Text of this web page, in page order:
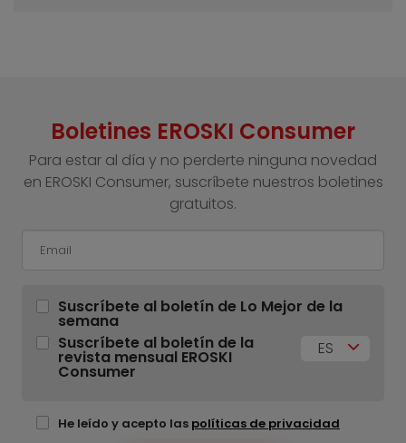
Boletines EROSKI Consumer
Para estar al día y no perderte ninguna novedad
en EROSKI Consumer, suscríbete nuestros boletines
gratuitos.
Suscríbete al boletín de Lo Mejor de la
semana
Suscríbete al boletín de la
revista mensual EROSKI
Consumer
ES
He leído y acepto las políticas de privacidad